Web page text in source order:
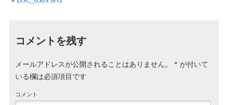
コメントを残す
メールアドレスが公開されることはありません。 * が付いて
いる欄は必須項目です
コメント